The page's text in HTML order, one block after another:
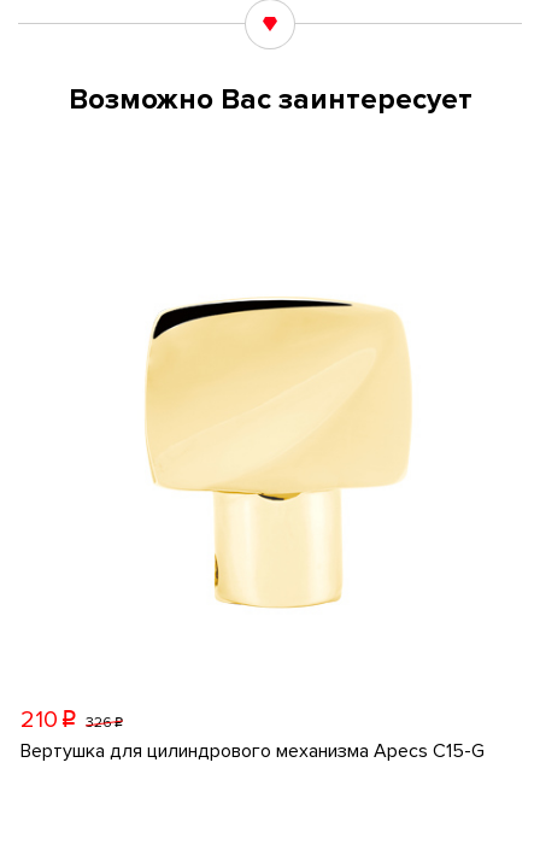
Возможно Вас заинтересует
210 p 326p
Вертушка для цилиндрового механизма Apecs C15-G